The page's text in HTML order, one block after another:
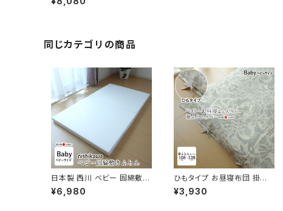
綿わたたっぷり 特上米綿
同じカテゴリの商品
日本製 西川 ベビー 固綿敷き
ふとん 敷布団 敷き布団 70×
120cm 厚み5.5cm 安心安全
¥6,980
ひもタイプ お昼寝布団 掛け
布団カバー 108×138cm（10
5×135cm用） ハーベスト 日
¥3,930